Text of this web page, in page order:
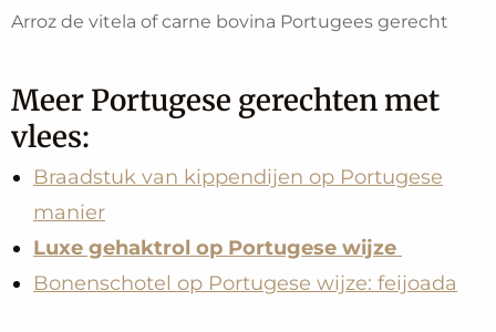
Arroz de vitela of carne bovina Portugees gerecht
Meer Portugese gerechten met
vlees:
Braadstuk van kippendijen op Portugese
manier
Luxe gehaktrol op Portugese wijze
Bonenschotel op Portugese wijze: feijoada